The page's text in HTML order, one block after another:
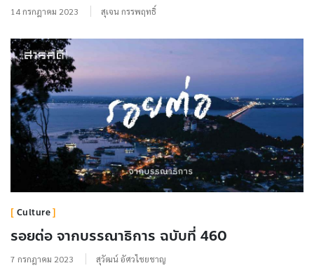
14 กรกฎาคม 2023 สุเจน กรรพฤทธิ์
Culture
รอยต่อ จากบรรณาธิการ ฉบับที่ 460
7 กรกฎาคม 2023 สุวัฒน์ อัศวไชยชาญ